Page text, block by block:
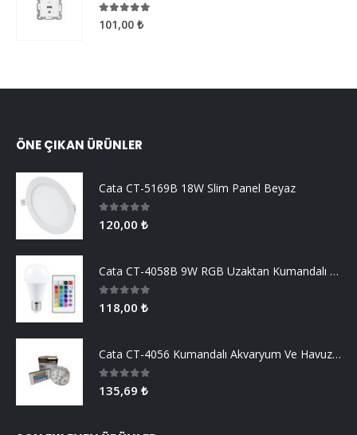
5.005 üzerinden
101,00 ₺
ÖNE ÇIKAN ÜRÜNLER
Cata CT-5169B 18W Slim Panel Beyaz
5 üzerinden
120,00 ₺
Cata CT-4058B 9W RGB Uzaktan Kumandalı Led Ampul Beyaz Işık
5 üzerinden
118,00 ₺
Cata CT-4056 Kumandalı Akvaryum Ve Havuz Aydınlatma
5 üzerinden
135,69 ₺